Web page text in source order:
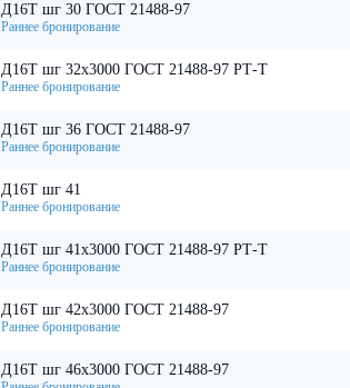
Д16Т шг 30 ГОСТ 21488-97
Д16Т шг 32х3000 ГОСТ 21488-97 РТ-Т
Д16Т шг 36 ГОСТ 21488-97
Д16Т шг 41
Д16Т шг 41х3000 ГОСТ 21488-97 РТ-Т
Д16Т шг 42х3000 ГОСТ 21488-97
Д16Т шг 46х3000 ГОСТ 21488-97